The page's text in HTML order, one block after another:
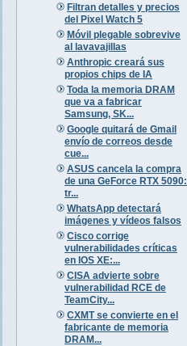
Filtran detalles y precios
del Pixel Watch 5
Móvil plegable sobrevive
al lavavajillas
Anthropic creará sus
propios chips de IA
Toda la memoria DRAM
que va a fabricar
Samsung, SK...
Google quitará de Gmail
envío de correos desde
cue...
ASUS cancela la compra
de una GeForce RTX 5090:
tr...
WhatsApp detectará
imágenes y vídeos falsos
Cisco corrige
vulnerabilidades críticas
en IOS XE:...
CISA advierte sobre
vulnerabilidad RCE de
TeamCity...
CXMT se convierte en el
fabricante de memoria
DRAM...